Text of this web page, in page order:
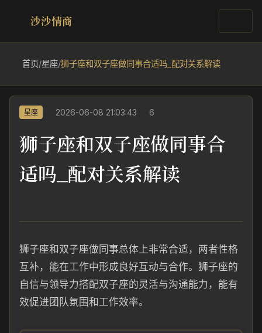
沙沙情商
首页/星座/狮子座和双子座做同事合适吗_配对关系解读
星座 2026-06-08 21:03:43 6
狮子座和双子座做同事合
适吗_配对关系解读
狮子座和双子座做同事总体上非常合适，两者性格
互补，能在工作中形成良好互动与合作。狮子座的
自信与领导力搭配双子座的灵活与沟通能力，能有
效促进团队氛围和工作效率。